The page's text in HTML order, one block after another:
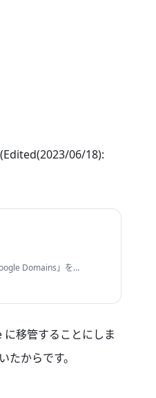
06/18):
Domains」を
移管することにしま
からです。